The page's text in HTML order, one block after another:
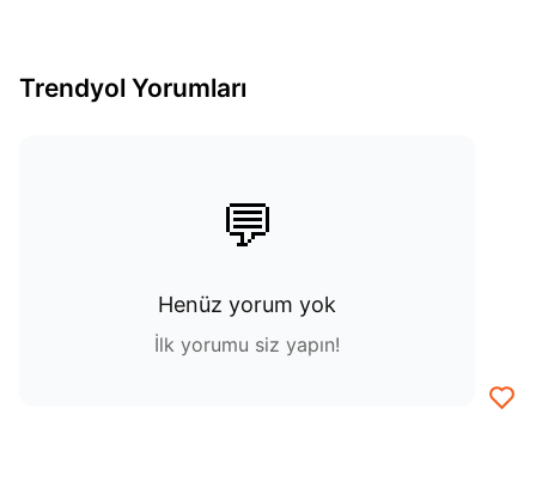
Trendyol Yorumları
💬
Henüz yorum yok
İlk yorumu siz yapın!